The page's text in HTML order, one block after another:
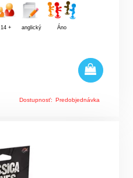
14 + anglický Áno
Dostupnosť: Predobjednávka